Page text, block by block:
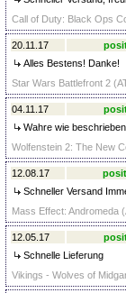
Call of Duty: Black Ops
20.11.17
Alles Bestens! Danke!
Star Wars Battlefront 2
04.11.17
Wahre wie
Wolfenstein 2: The New
12.08.17
Schneller Versand
Mass Effect: Andromeda
12.05.17
Schnelle Lieferung
Vikings - Wolves of